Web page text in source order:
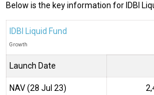
Below is the key information for IDBI
IDBI Liquid Fund
Growth
Launch Date
NAV (28 Jul 23)